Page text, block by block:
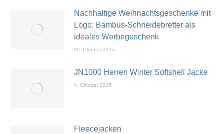
Nachhaltige Weihnachtsgeschenke mit
Logo: Bambus-Schneidebretter als
ideales Werbegeschenk
26. Oktober 2025
JN1000 Herren Winter Softshell Jacke
4. Oktober 2025
Fleecejacken